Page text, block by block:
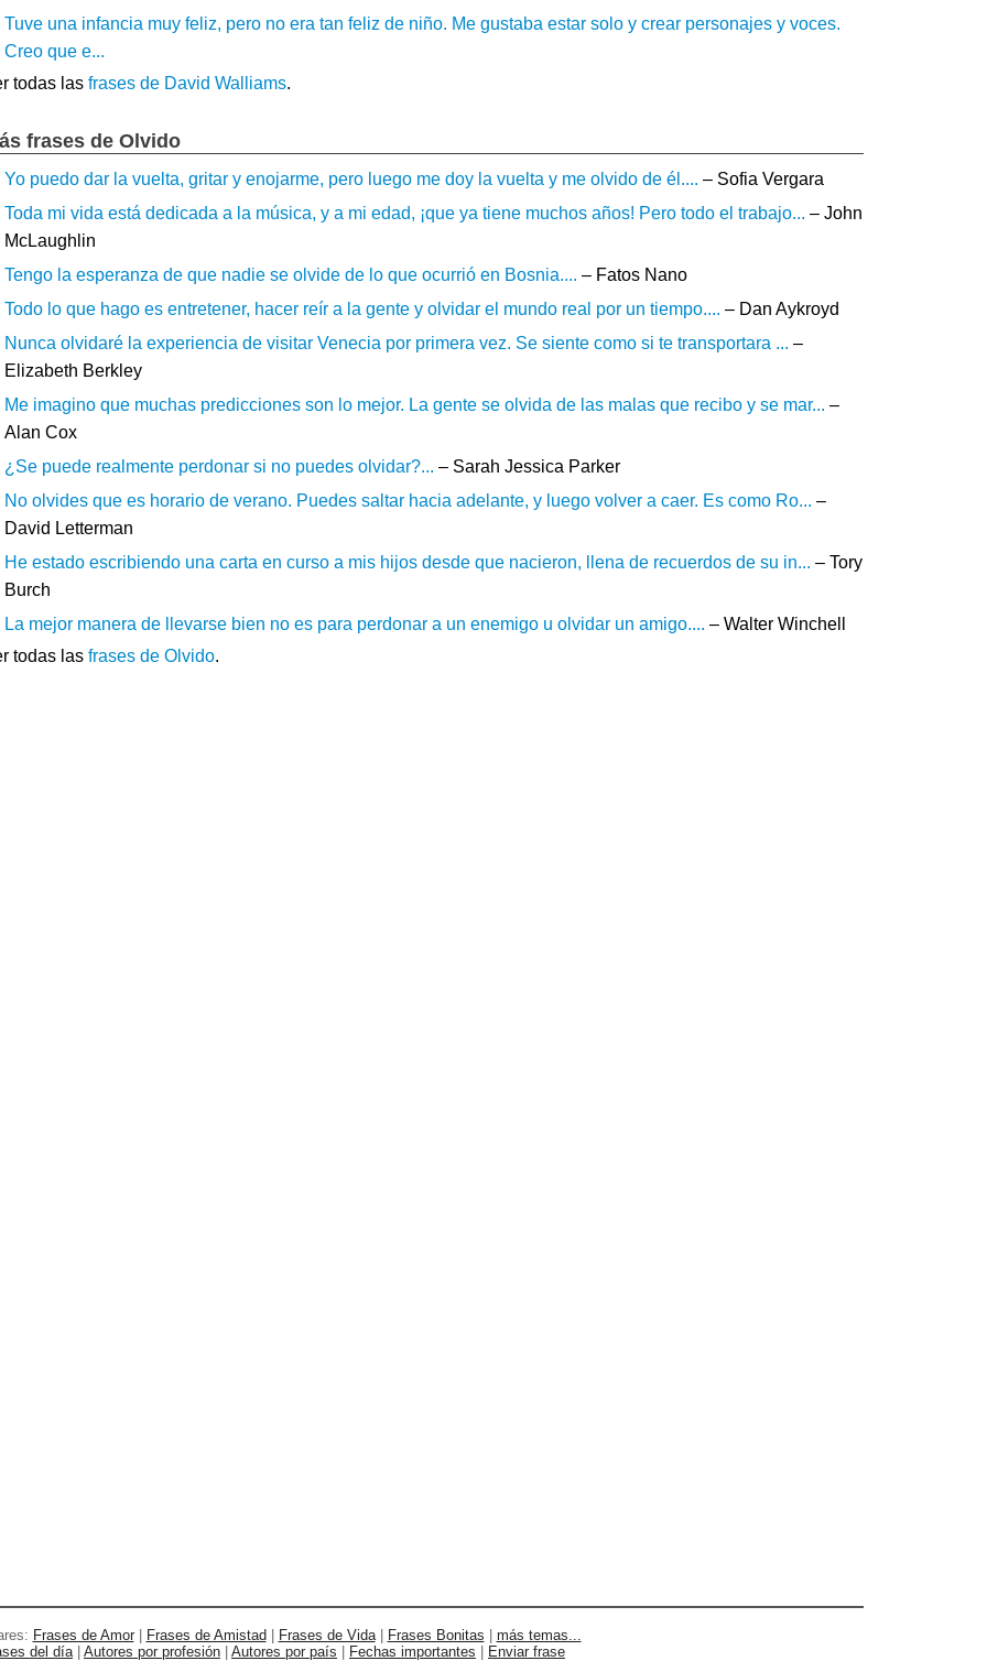
Tuve una infancia muy feliz, pero no era tan feliz de niño. Me gustaba estar solo y crear personajes y voces.
Creo que e...
todas las frases de David Walliams.
frases de Olvido
Yo puedo dar la vuelta, gritar y enojarme, pero luego me doy la vuelta y me olvido de él.... – Sofia Vergara
Toda mi vida está dedicada a la música, y a mi edad, ¡que ya tiene muchos años! Pero todo el trabajo... – John
McLaughlin
Tengo la esperanza de que nadie se olvide de lo que ocurrió en Bosnia.... – Fatos Nano
Todo lo que hago es entretener, hacer reír a la gente y olvidar el mundo real por un tiempo.... – Dan Aykroyd
Nunca olvidaré la experiencia de visitar Venecia por primera vez. Se siente como si te transportara ... –
Elizabeth Berkley
Me imagino que muchas predicciones son lo mejor. La gente se olvida de las malas que recibo y se mar... –
Alan Cox
¿Se puede realmente perdonar si no puedes olvidar?... – Sarah Jessica Parker
No olvides que es horario de verano. Puedes saltar hacia adelante, y luego volver a caer. Es como Ro... –
David Letterman
He estado escribiendo una carta en curso a mis hijos desde que nacieron, llena de recuerdos de su in... – Tory
Burch
La mejor manera de llevarse bien no es para perdonar a un enemigo u olvidar un amigo.... – Walter Winchell
todas las frases de Olvido.
Frases de Amor| Frases de Amistad| Frases de Vida| Frases Bonitas | más temas...
del día | Autores por profesión | Autores por país | Fechas importantes | Enviar frase